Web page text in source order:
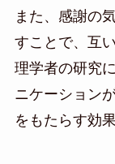
また、感謝の
すことで、互
理学者の研究
ニケーション
をもたらす効